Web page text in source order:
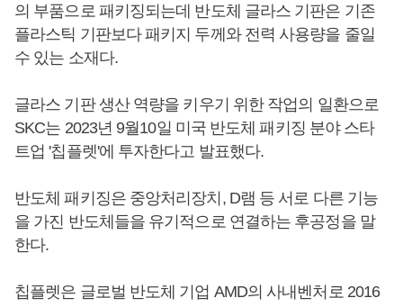
의 부품으로 패키징되는데 반도체 글라스 기판은 기존
플라스틱 기판보다 패키지 두께와 전력 사용량을 줄일
수 있는 소재다.
글라스 기판 생산 역량을 키우기 위한 작업의 일환으로
SKC는 2023년 9월10일 미국 반도체 패키징 분야 스타
트업 '칩플렛'에 투자한다고 발표했다.
반도체 패키징은 중앙처리장치, D램 등 서로 다른 기능
을 가진 반도체들을 유기적으로 연결하는 후공정을 말
한다.
칩플렛은 글로벌 반도체 기업 AMD의 사내벤처로 2016